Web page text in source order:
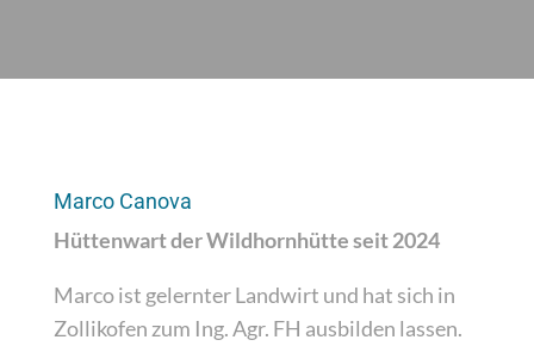
Marco Canova
Hüttenwart der Wildhornhütte seit 2024
Marco ist gelernter Landwirt und hat sich in
Zollikofen zum Ing. Agr. FH ausbilden lassen.